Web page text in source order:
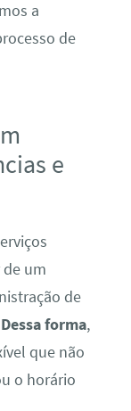
a
de
e
um
de
Dessa forma,
que não
o horário